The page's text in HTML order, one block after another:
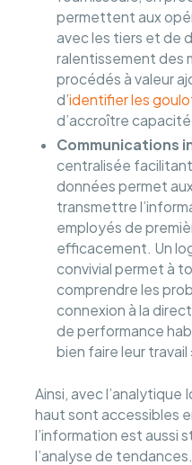
permettent aux
avec les tiers et de
ralentissement des
procédés à valeur
d’identifier les
d’accroître
Communications
centralisée
données permet
transmettre
employés de
efficacement. Un
convivial permet à
comprendre les
connexion à la
de performance
bien faire leur
Ainsi, avec l’analytique
haut sont accessibles
l’information est aussi
l’analyse de